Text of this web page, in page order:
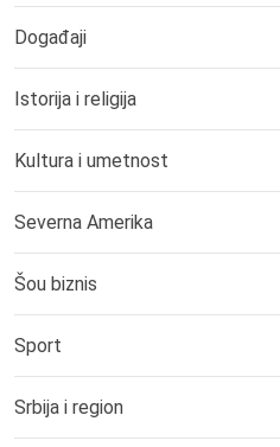
Događaji
Istorija i religija
Kultura i umetnost
Severna Amerika
Šou biznis
Sport
Srbija i region